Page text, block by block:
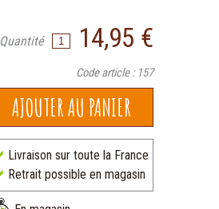
14,95 €
Quantité
Code article : 157
Livraison sur toute la France
Retrait possible en magasin